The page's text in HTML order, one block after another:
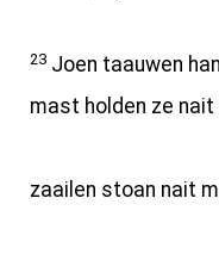
23 Joen taauwen
mast holden ze nait
zaailen stoan nait